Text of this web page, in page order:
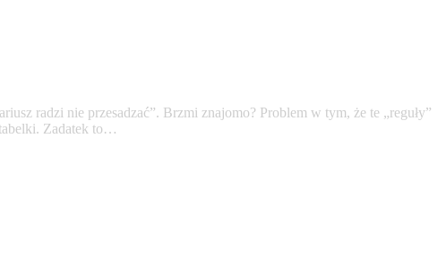
radzi nie przesadzać”. Brzmi znajomo? Problem w tym, że te „reguły”
Zadatek to…